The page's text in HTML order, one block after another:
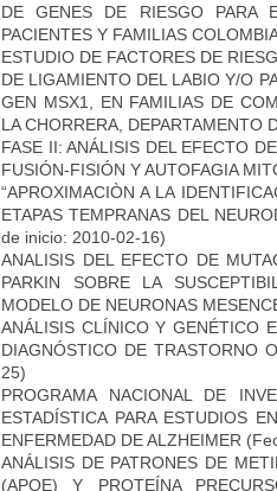
DE GENES DE RIESGO PARA
PACIENTES Y FAMILIAS
ESTUDIO DE FACTORES DE
DE LIGAMIENTO DEL LABIO Y/O
GEN MSX1, EN FAMILIAS DE
LA CHORRERA, DEPARTAMENTO
FASE II: ANÁLISIS DEL EFECTO
FUSIÓN-FISIÓN Y AUTOFAGIA
“APROXIMACIÒN A LA
ETAPAS TEMPRANAS DEL
de inicio: 2010-02-16)
ANALISIS DEL EFECTO DE
PARKIN SOBRE LA
MODELO DE NEURONAS
ANÁLISIS CLÍNICO Y GENÉTICO
DIAGNÓSTICO DE TRASTORNO
25)
PROGRAMA NACIONAL DE
ESTADÍSTICA PARA ESTUDIOS
ENFERMEDAD DE ALZHEIMER
ANÁLISIS DE PATRONES DE
(APOE) Y PROTEÍNA